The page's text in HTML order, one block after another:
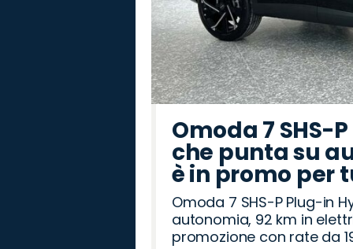
Omoda 7 SHS-
che punta su
è in promo per
Omoda 7 SHS-P Plug-in
autonomia, 92 km in
promozione con rate da